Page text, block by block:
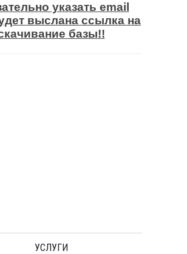
указать email
выслана ссылка на
базы!!
УСЛУГИ